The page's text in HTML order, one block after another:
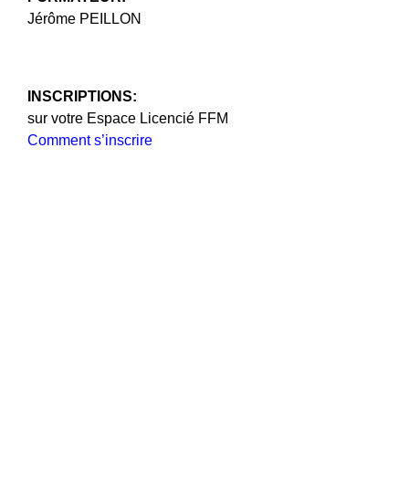
Jérôme PEILLON
INSCRIPTIONS:
sur votre Espace Licencié FFM
Comment s’inscrire